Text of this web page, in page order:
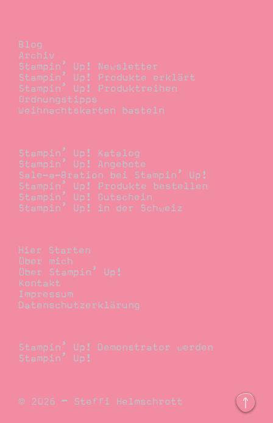
Blog
Archiv
Stampin’ Up! Newsletter
Stampin’ Up! Produkte erklärt
Stampin’ Up! Produktreihen
Ordnungstipps
Weihnachtskarten basteln
Stampin’ Up! Katalog
Stampin’ Up! Angebote
Sale-a-Bration bei Stampin’ Up!
Stampin’ Up! Produkte bestellen
Stampin’ Up! Gutschein
Stampin’ Up! in der Schweiz
Hier Starten
Über mich
Über Stampin’ Up!
Kontakt
Impressum
Datenschutzerklärung
Stampin’ Up! Demonstrator werden
Stampin’ Up!
© 2026 – Steffi Helmschrott